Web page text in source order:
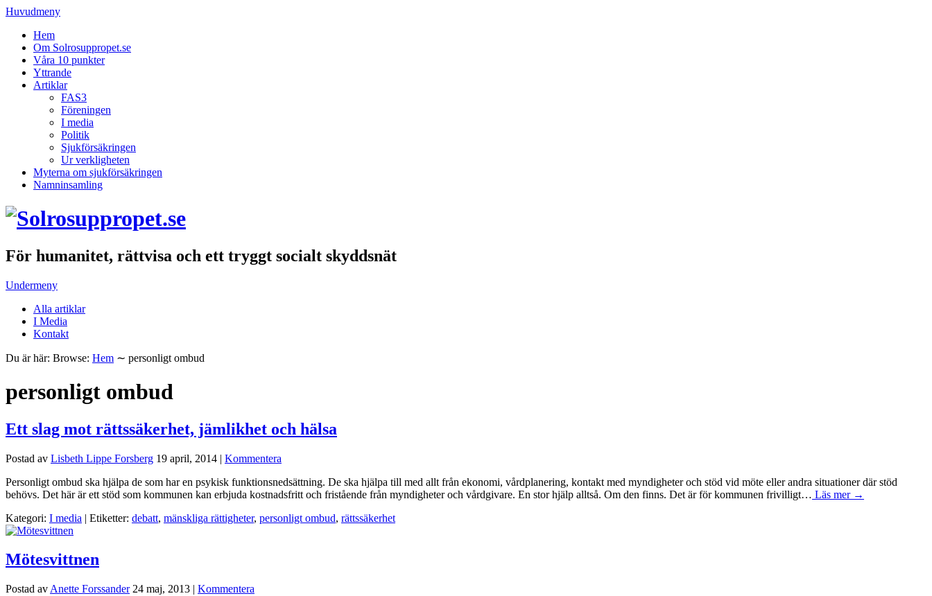
Huvudmeny
Hem
Om Solrosuppropet.se
Våra 10 punkter
Yttrande
Artiklar
FAS3
Föreningen
I media
Politik
Sjukförsäkringen
Ur verkligheten
Myterna om sjukförsäkringen
Namninsamling
För humanitet, rättvisa och ett tryggt socialt skyddsnät
Undermeny
Alla artiklar
I Media
Kontakt
Du är här: Browse: Hem ∼ personligt ombud
personligt ombud
Ett slag mot rättssäkerhet, jämlikhet och hälsa
Postad av Lisbeth Lippe Forsberg 19 april, 2014 | Kommentera
Personligt ombud ska hjälpa de som har en psykisk funktionsnedsättning. De ska hjälpa till med allt från ekonomi, vårdplanering, kontakt med myndigheter och stöd vid möte eller andra situationer där stöd
behövs. Det här är ett stöd som kommunen kan erbjuda kostnadsfritt och fristående från myndigheter och vårdgivare. En stor hjälp alltså. Om den finns. Det är för kommunen frivilligt… Läs mer →
Kategori: I media | Etiketter: debatt, mänskliga rättigheter, personligt ombud, rättssäkerhet
Mötesvittnen
Postad av Anette Forssander 24 maj, 2013 | Kommentera